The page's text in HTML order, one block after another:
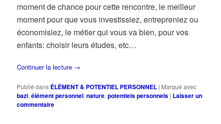
moment de chance pour cette rencontre, le meilleur
moment pour que vous investissiez, entrepreniez ou
économisiez, le métier qui vous va bien, pour vos
enfants: choisir leurs études, etc…
Continuer la lecture →
Publié dans ÉLÉMENT & POTENTIEL PERSONNEL | Marqué avec
bazi,élément personnel,nature,potentiels personnels | Laisser un
commentaire